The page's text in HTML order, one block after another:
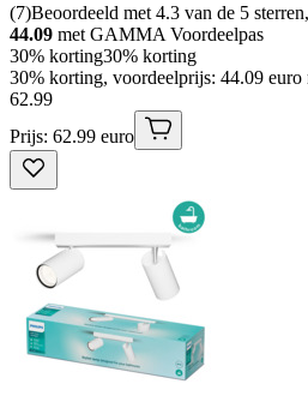
(7)Beoordeeld met 4.3 van de 5
44.09 met GAMMA Voordeelpas
30% korting30% korting
30% korting, voordeelprijs: 44.09
62.99
Prijs: 62.99 euro